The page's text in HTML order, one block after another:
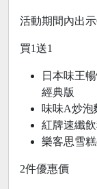
活動期間內出
買1送1
日本味王
經典版
味味A炒泡
紅牌速纖
樂客思雪
2件優惠價